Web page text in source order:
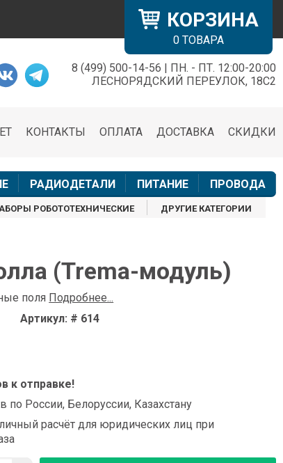
КОРЗИНА
0 ТОВАРА
8 (499) 500-14-56 | ПН. - ПТ. 12:00-20:00
ЛЕСНОРЯДСКИЙ ПЕРЕУЛОК, 18С2
СКИДКИ
ДОСТАВКА
ОПЛАТА
КОНТАКТЫ
РАДИОДЕТАЛИ ПИТАНИЕ ПРОВОДА
РОБОТОТЕХНИЧЕСКИЕ ДРУГИЕ КАТЕГОРИИ
(Trema-модуль)
поля Подробнее...
Артикул: # 614
к отправке!
по России, Белоруссии, Казахстану
расчёт для юридических лиц при